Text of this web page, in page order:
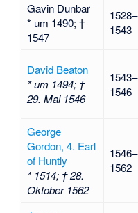
Gavin Dunbar
* um 1490; †
1547
1528–
1543
David Beaton
* um 1494; †
29. Mai 1546
1543–
1546
George
Gordon, 4. Earl
of Huntly
* 1514; † 28.
Oktober 1562
1546–
1562